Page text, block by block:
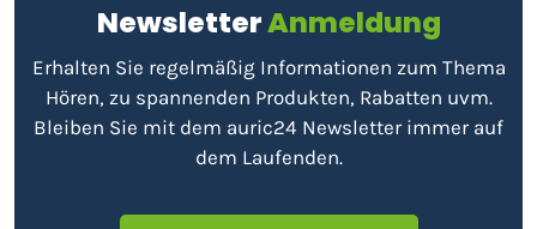
NewsletterAnmeldung
Erhalten Sie regelmäßig Informationen zum Thema
Hören, zu spannenden Produkten, Rabatten uvm.
Bleiben Sie mit dem auric24 Newsletter immer auf
dem Laufenden.